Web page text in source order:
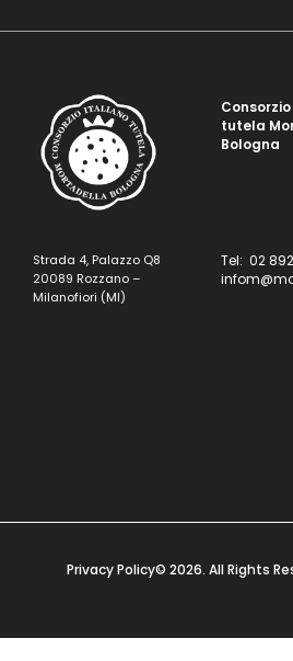
tutela
Bologna
Strada 4, Palazzo Q8
20089 Rozzano –
Milanofiori (MI)
Tel: 02
Privacy Policy© 2026. All Rights